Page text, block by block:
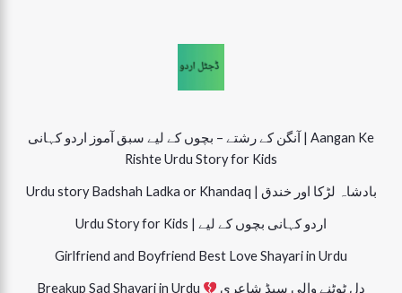
آنگن کے رشتے – بچوں کے لیے سبق آموز اردو کہانی | Aangan Ke
Rishte Urdu Story for Kids
Urdu story Badshah Ladka or Khandaq | بادشاہ لڑکا اور خندق
Urdu Story for Kids | اردو کہانی بچوں کے لیے
Girlfriend and Boyfriend Best Love Shayari in Urdu
Breakup Sad Shayari in Urdu دل ٹوٹنے والی سیڈ شاعری